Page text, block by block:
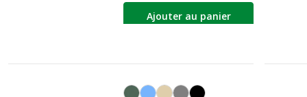
Ajouter au panier
Vert sauge